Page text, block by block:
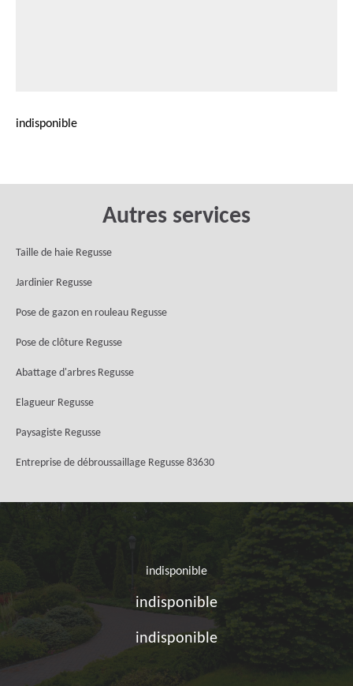
indisponible
Autres services
Taille de haie Regusse
Jardinier Regusse
Pose de gazon en rouleau Regusse
Pose de clôture Regusse
Abattage d'arbres Regusse
Elagueur Regusse
Paysagiste Regusse
Entreprise de débroussaillage Regusse 83630
indisponible
indisponible
indisponible